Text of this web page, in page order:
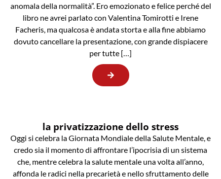
anomala della normalità”. Ero emozionato e felice perché del
libro ne avrei parlato con Valentina Tomirotti e Irene
Facheris, ma qualcosa è andata storta e alla fine abbiamo
dovuto cancellare la presentazione, con grande dispiacere
per tutte […]
la privatizzazione dello stress
Oggi si celebra la Giornata Mondiale della Salute Mentale, e
credo sia il momento di affrontare l’ipocrisia di un sistema
che, mentre celebra la salute mentale una volta all’anno,
affonda le radici nella precarietà e nello sfruttamento delle